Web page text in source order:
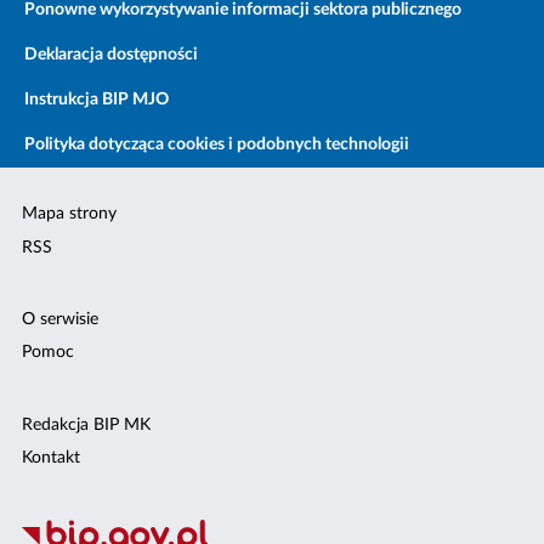
Ponowne wykorzystywanie informacji sektora publicznego
Deklaracja dostępności
Instrukcja BIP MJO
Polityka dotycząca cookies i podobnych technologii
Mapa strony
RSS
O serwisie
Pomoc
Redakcja BIP MK
Kontakt